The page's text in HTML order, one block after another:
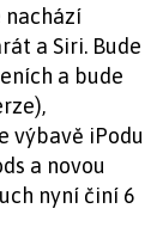
nachází
a Siri. Bude
a bude
výbavě iPodu
a novou
nyní činí 6